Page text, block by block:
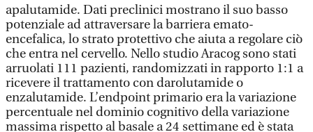
apalutamide. Dati preclinici mostrano il suo basso
potenziale ad attraversare la barriera emato-
encefalica, lo strato protettivo che aiuta a regolare ciò
che entra nel cervello. Nello studio Aracog sono stati
arruolati 111 pazienti, randomizzati in rapporto 1:1 a
ricevere il trattamento con darolutamide o
enzalutamide. L’endpoint primario era la variazione
percentuale nel dominio cognitivo della variazione
massima rispetto al basale a 24 settimane ed è stata